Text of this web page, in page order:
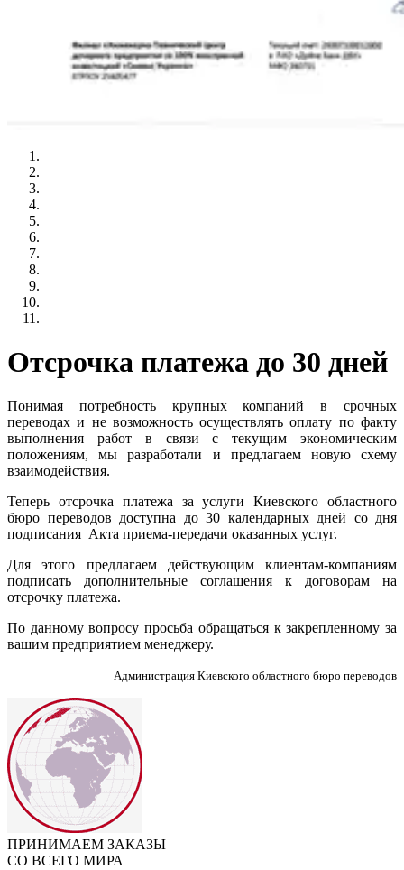
Отсрочка платежа до 30 дней
Понимая потребность крупных компаний в срочных
переводах и не возможность осуществлять оплату по факту
выполнения работ в связи с текущим экономическим
положениям, мы разработали и предлагаем новую схему
взаимодействия.
Теперь отсрочка платежа за услуги Киевского областного
бюро переводов доступна до 30 календарных дней со дня
подписания Акта приема-передачи оказанных услуг.
Для этого предлагаем действующим клиентам-компаниям
подписать дополнительные соглашения к договорам на
отсрочку платежа.
По данному вопросу просьба обращаться к закрепленному за
вашим предприятием менеджеру.
Администрация Киевского областного бюро переводов
ПРИНИМАЕМ ЗАКАЗЫ
СО ВСЕГО МИРА